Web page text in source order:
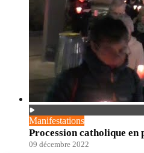
Manifestations
Procession catholique en
09 décembre 2022